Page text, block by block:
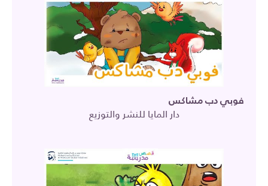
فوبي دب مشاكس
دار المايا للنشر والتوزيع